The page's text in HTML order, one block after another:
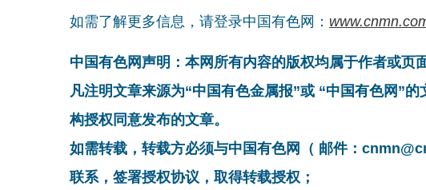
如需了解更多信息，请登录中国有色网：
中国有色网声明：本网所有内容的版权均属于作者或页
凡注明文章来源为“中国有色金属报”或 “中国有色网”
构授权同意发布的文章。
如需转载，转载方必须与中国有色网（ 邮件：
联系，签署授权协议，取得转载授权；